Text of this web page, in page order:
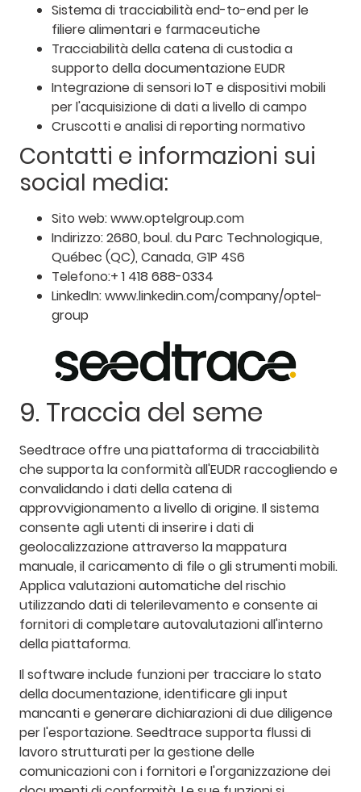
Sistema di tracciabilità end-to-end per le
filiere alimentari e farmaceutiche
Tracciabilità della catena di custodia a
supporto della documentazione EUDR
Integrazione di sensori IoT e dispositivi mobili
per l'acquisizione di dati a livello di campo
Cruscotti e analisi di reporting normativo
Contatti e informazioni sui
social media:
Sito web: www.optelgroup.com
Indirizzo: 2680, boul. du Parc Technologique,
Québec (QC), Canada, G1P 4S6
Telefono:+ 1 418 688-0334
LinkedIn: www.linkedin.com/company/optel-
group
9. Traccia del seme
Seedtrace offre una piattaforma di tracciabilità
che supporta la conformità all'EUDR raccogliendo e
convalidando i dati della catena di
approvvigionamento a livello di origine. Il sistema
consente agli utenti di inserire i dati di
geolocalizzazione attraverso la mappatura
manuale, il caricamento di file o gli strumenti mobili.
Applica valutazioni automatiche del rischio
utilizzando dati di telerilevamento e consente ai
fornitori di completare autovalutazioni all'interno
della piattaforma.
Il software include funzioni per tracciare lo stato
della documentazione, identificare gli input
mancanti e generare dichiarazioni di due diligence
per l'esportazione. Seedtrace supporta flussi di
lavoro strutturati per la gestione delle
comunicazioni con i fornitori e l'organizzazione dei